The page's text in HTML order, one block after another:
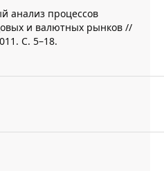
анализ процессов
и валютных рынков //
С. 5–18.